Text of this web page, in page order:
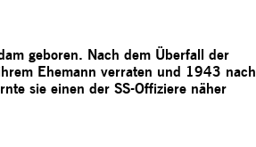
geboren. Nach dem Überfall der
Ehemann verraten und 1943 nach
sie einen der SS-Offiziere näher